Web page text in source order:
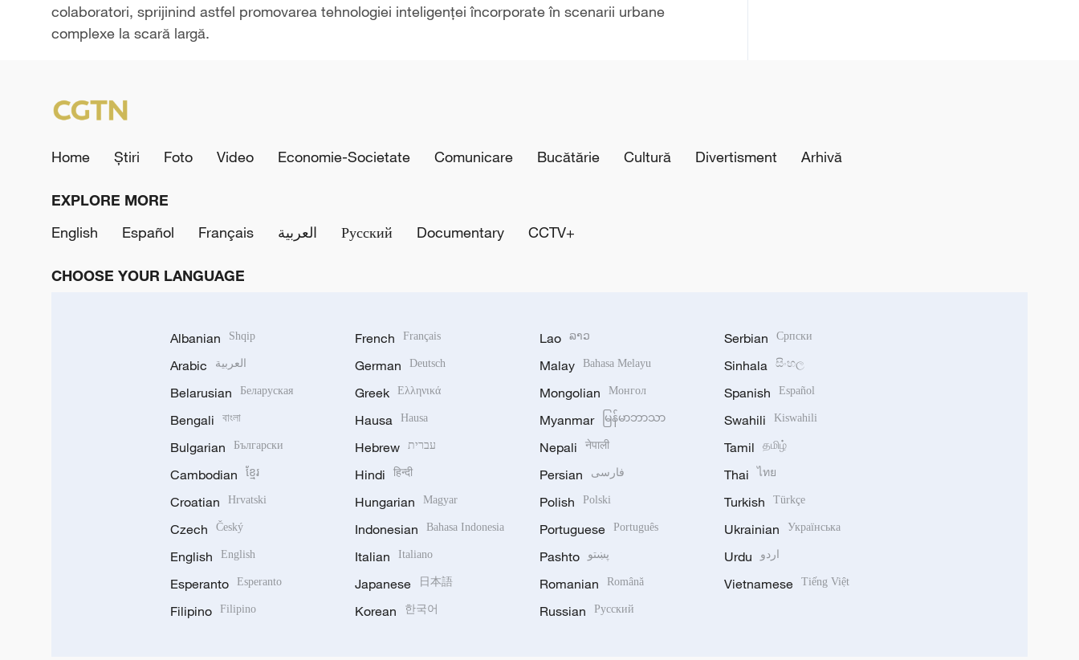
colaboratori, sprijinind astfel promovarea tehnologiei inteligenței încorporate în scenarii urbane
complexe la scară largă.
Home Știri Foto Video Economie-Societate Comunicare Bucătărie Cultură Divertisment Arhivă
EXPLORE MORE
English
Español Français العربية Русский Documentary CCTV+
CHOOSE YOUR LANGUAGE
Albanian Shqip
Arabic العربية
Belarusian Беларуская
Bengali বাংলা
Bulgarian Български
Cambodian ខ្មែរ
Croatian Hrvatski
Czech Český
English English
Esperanto Esperanto
Filipino Filipino
French Français
German Deutsch
Greek Ελληνικά
Hausa Hausa
Hebrew עברית
Hindi हिन्दी
Hungarian Magyar
Indonesian Bahasa Indonesia
Italian Italiano
Japanese 日本語
Korean 한국어
Lao ລາວ
Malay Bahasa Melayu
Mongolian Монгол
Myanmar မြန်မာဘာသာ
Nepali नेपाली
Persian فارسی
Polish Polski
Portuguese Português
Pashto پښتو
Romanian Română
Russian Русский
Serbian Српски
Sinhala සිංහල
Spanish Español
Swahili Kiswahili
Tamil தமிழ்
Thai ไทย
Turkish Türkçe
Ukrainian Українська
Urdu اردو
Vietnamese Tiếng Việt